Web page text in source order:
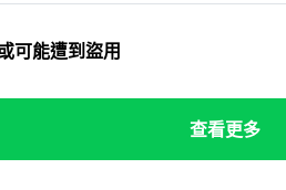
可能遭到盜用
查看更多